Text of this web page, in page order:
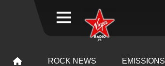
ROCK NEWS EMISSIONS
WEBRADIO